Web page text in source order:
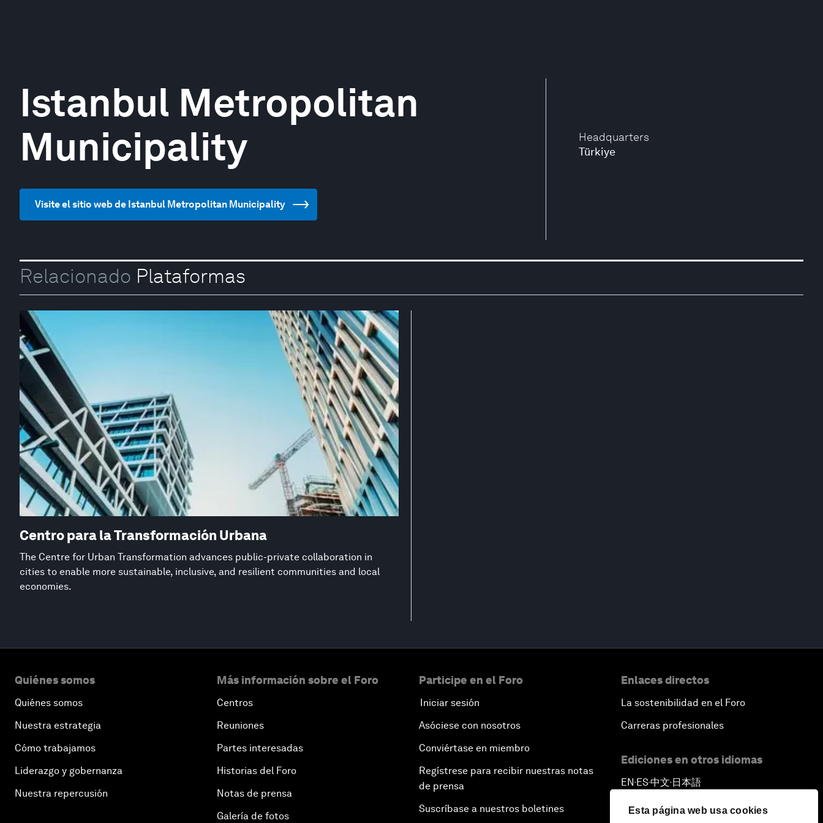
Esta página web usa cookies
Headquarters
Türkiye
Istanbul Metropolitan
Municipality
Visite el sitio web de Istanbul Metropolitan Municipality
Relacionado Plataformas
Centro para la Transformación Urbana
The Centre for Urban Transformation advances public-private collaboration in
cities to enable more sustainable, inclusive, and resilient communities and local
economies.
Quiénes somos
Quiénes somos
Nuestra estrategia
Cómo trabajamos
Liderazgo y gobernanza
Nuestra repercusión
Más información sobre el Foro
Centros
Reuniones
Partes interesadas
Historias del Foro
Notas de prensa
Galería de fotos
Participe en el Foro
Iniciar sesión
Asóciese con nosotros
Conviértase en miembro
Regístrese para recibir nuestras notas
de prensa
Suscríbase a nuestros boletines
Enlaces directos
La sostenibilidad en el Foro
Carreras profesionales
Ediciones en otros idiomas
EN ▪ES▪中文▪ 日本語